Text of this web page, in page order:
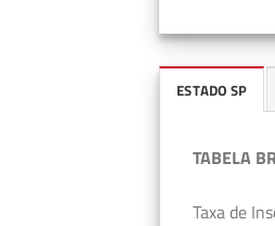
ESTADO SP
TABELA
Taxa de